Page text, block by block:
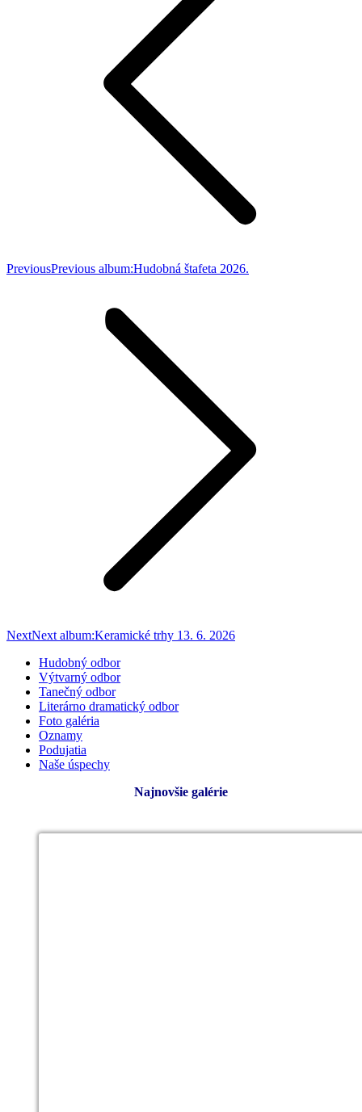
PreviousPrevious album:Hudobná štafeta 2026.
NextNext album:Keramické trhy 13. 6. 2026
Hudobný odbor
Výtvarný odbor
Tanečný odbor
Literárno dramatický odbor
Foto galéria
Oznamy
Podujatia
Naše úspechy
Najnovšie galérie